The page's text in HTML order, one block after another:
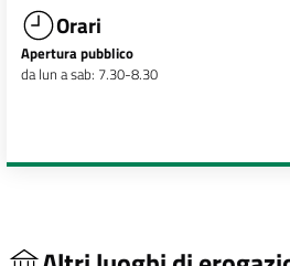
Orari
Apertura pubblico
da lun a sab: 7.30-8.30